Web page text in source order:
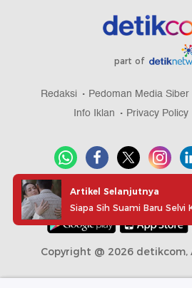
part of
Redaksi Pedoman Media Siber
Info Iklan
Privacy Policy
Download aplikasi
Copyright @ 2026
Artikel Selanjutnya
Siapa Sih Suami Baru Selvi